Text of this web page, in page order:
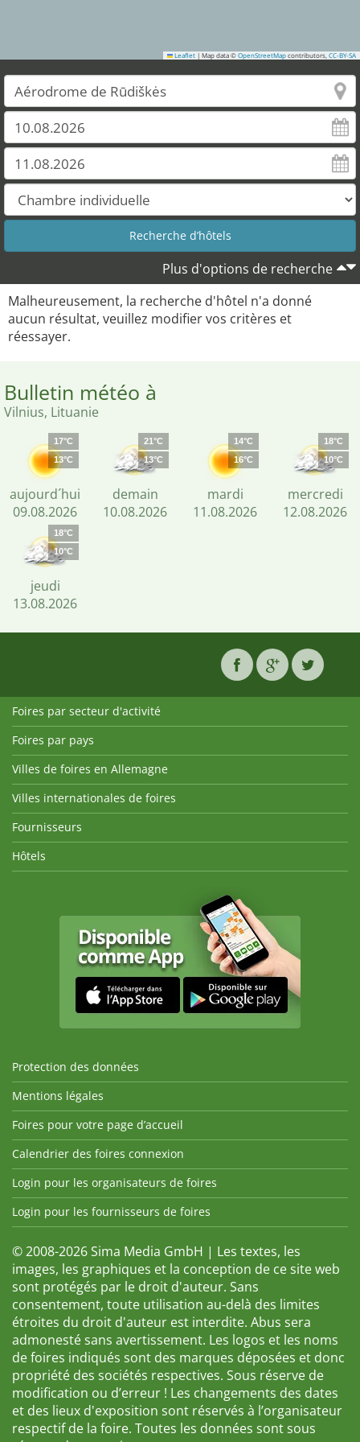
Leaflet | Map data © OpenStreetMap contributors, CC-BY-SA
Plus d'options de recherche
Malheureusement, la recherche d'hôtel n'a donné
aucun résultat, veuillez modifier vos critères et
réessayer.
Bulletin météo à
Vilnius, Lituanie
17°C
13°C
aujourd´hui
09.08.2026
21°C
13°C
demain
10.08.2026
14°C
16°C
mardi
11.08.2026
18°C
10°C
mercredi
12.08.2026
18°C
10°C
jeudi
13.08.2026
Foires par secteur d'activité
Foires par pays
Villes de foires en Allemagne
Villes internationales de foires
Fournisseurs
Hôtels
Protection des données
Mentions légales
Foires pour votre page d’accueil
Calendrier des foires connexion
Login pour les organisateurs de foires
Login pour les fournisseurs de foires
© 2008-2026 Sima Media GmbH | Les textes, les
images, les graphiques et la conception de ce site web
sont protégés par le droit d'auteur. Sans
consentement, toute utilisation au-delà des limites
étroites du droit d'auteur est interdite. Abus sera
admonesté sans avertissement. Les logos et les noms
de foires indiqués sont des marques déposées et donc
propriété des sociétés respectives. Sous réserve de
modification ou d’erreur ! Les changements des dates
et des lieux d'exposition sont réservés à l’organisateur
respectif de la foire. Toutes les données sont sous